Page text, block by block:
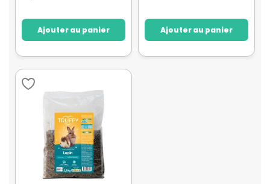
Ajouter au panier Ajouter au panier